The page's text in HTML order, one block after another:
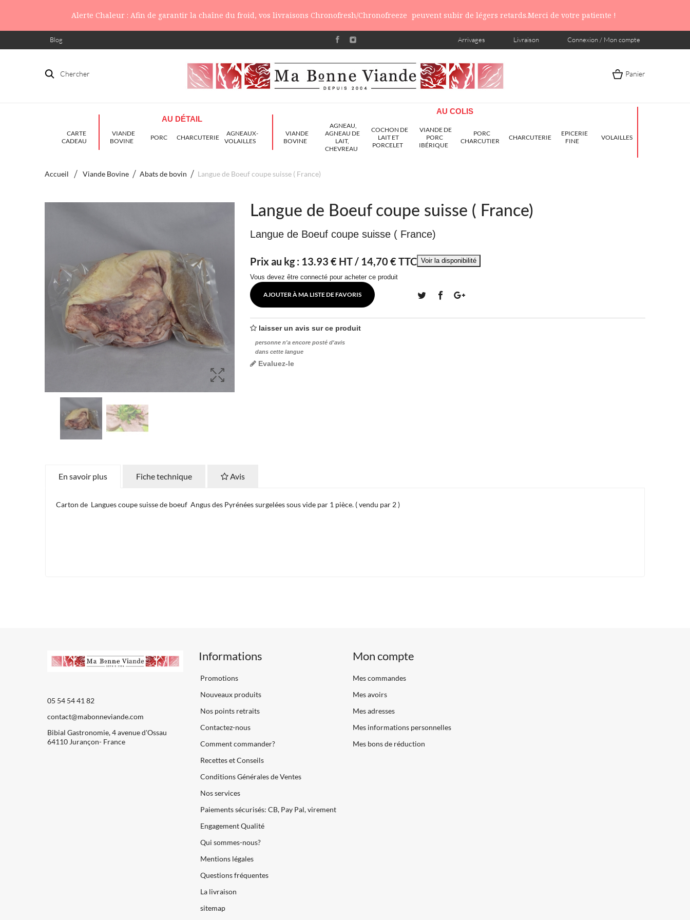
Alerte Chaleur : Afin de garantir la chaîne du froid, vos livraisons Chronofresh/Chronofreeze peuvent subir de légers retards.Merci de votre patiente !
Blog Connexion / Mon compte
Livraison
Arrivages
Chercher Panier
CARTE
CADEAU
AU DÉTAIL
VIANDE
BOVINE
PORC CHARCUTERIE
AGNEAUX-
VOLAILLES
AU COLIS
VIANDE
BOVINE
AGNEAU,
AGNEAU DE
LAIT,
CHEVREAU
COCHON DE
LAIT ET
PORCELET
VIANDE DE
PORC
IBÉRIQUE
PORC
CHARCUTIER
CHARCUTERIE
EPICERIE
FINE
VOLAILLES
Accueil Viande Bovine Abats de bovin Langue de Boeuf coupe suisse ( France)
Langue de Boeuf coupe suisse ( France)
Langue de Boeuf coupe suisse ( France)
Prix au kg : 13.93 € HT / 14,70 € TTC
Vous devez être connecté pour acheter ce produit
AJOUTER À MA LISTE DE FAVORIS
laisser un avis sur ce produit
personne n'a encore posté d'avis
dans cette langue
Evaluez-le
En savoir plus Fiche technique Avis
Carton de Langues coupe suisse de boeuf Angus des Pyrénées surgelées sous vide par 1 pièce. ( vendu par 2 )
05 54 54 41 82
contact@mabonneviande.com
Bibial Gastronomie, 4 avenue d'Ossau
64110 Jurançon- France
Informations
Promotions
Nouveaux produits
Nos points retraits
Contactez-nous
Comment commander?
Recettes et Conseils
Conditions Générales de Ventes
Nos services
Paiements sécurisés: CB, Pay Pal, virement
Engagement Qualité
Qui sommes-nous?
Mentions légales
Questions fréquentes
La livraison
sitemap
Mon compte
Mes commandes
Mes avoirs
Mes adresses
Mes informations personnelles
Mes bons de réduction